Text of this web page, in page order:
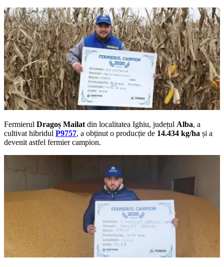
Fermierul Dragoș Mailat din localitatea Ighiu, județul Alba, a
cultivat hibridul P9757, a obținut o producție de 14.434 kg/ha și a
devenit astfel fermier campion.